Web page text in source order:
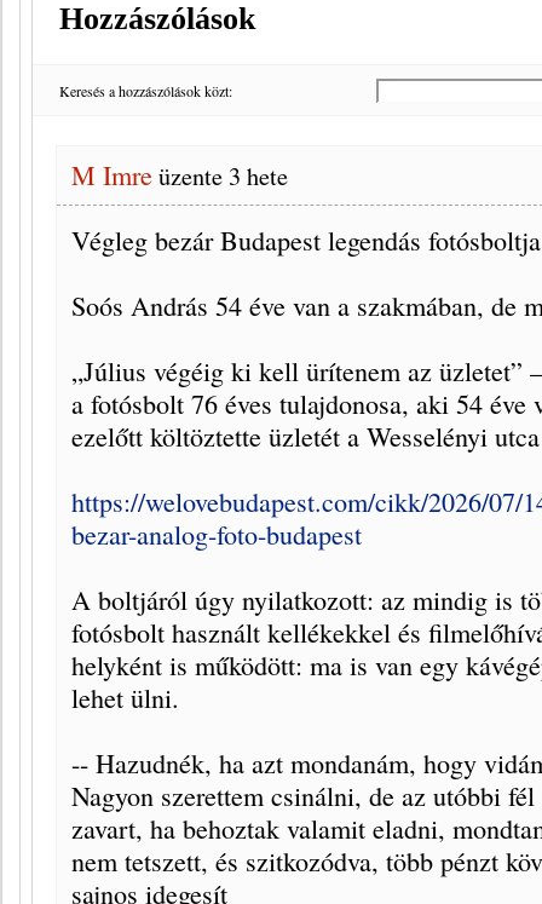
Hozzászólások
Keresés a hozzászólások közt:
M Imreüzente 3 hete
Végleg bezár Budapest legendás fotósboltja
Soós András 54 éve van a szakmában, de
„Július végéig ki kell ürítenem az üzletet”
a fotósbolt 76 éves tulajdonosa, aki 54 éve
ezelőtt költöztette üzletét a Wesselényi
https://welovebudapest.com/cikk/2026/07/
bezar-analog-foto-budapest
A boltjáról úgy nyilatkozott: az mindig is
fotósbolt használt kellékekkel és
helyként is működött: ma is van egy
lehet ülni.
-- Hazudnék, ha azt mondanám, hogy
Nagyon szerettem csinálni, de az utóbbi
zavart, ha behoztak valamit eladni,
nem tetszett, és szitkozódva, több pénzt
sajnos idegesít